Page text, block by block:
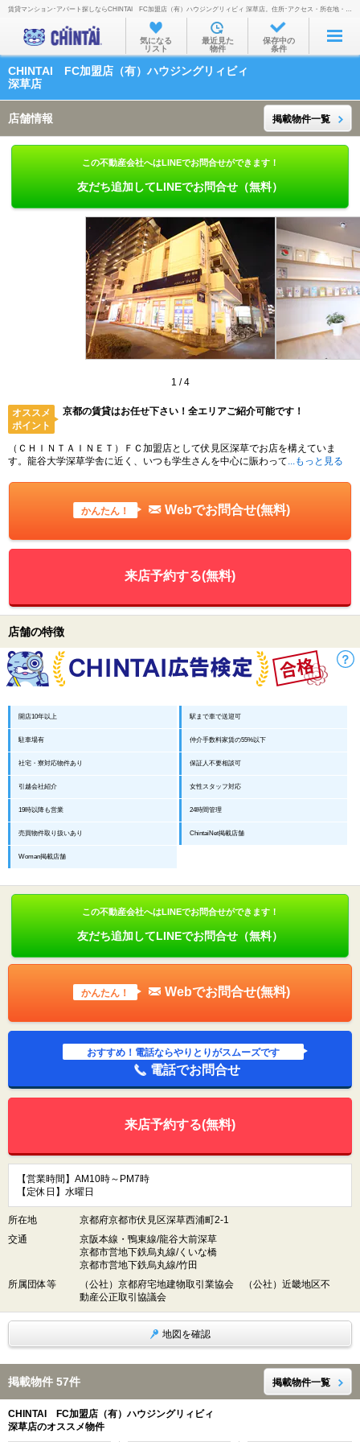
お部屋を探す
沿線・駅から
通勤通学時間から
物件特集から
TOP
賃貸マンション･アパート探しならCHINTAI FC加盟店（有）ハウジングリィビィ 深草店。住所･アクセス・所在地・地図・営業時間・定休日・電話番号などを掲載。
気になる
リスト
最近見た
物件
保存中の
条件
CHINTAI FC加盟店（有）ハウジングリィビィ
深草店
店舗情報 掲載物件一覧
この不動産会社へはLINEでお問合せができます！
友だち追加してLINEでお問合せ（無料）
1 /4
オススメ
ポイント
京都の賃貸はお任せ下さい！全エリアご紹介可能です！
（ＣＨＩＮＴＡＩＮＥＴ）ＦＣ加盟店として伏見区深草でお店を構えていま
す。龍谷大学深草学舎に近く、いつも学生さんを中心に賑わって ...もっと見る
かんたん！ Webでお問合せ(無料)
来店予約する(無料)
店舗の特徴
開店10年以上 駅まで車で送迎可
駐車場有 仲介手数料家賃の55%以下
社宅・寮対応物件あり 保証人不要相談可
引越会社紹介 女性スタッフ対応
19時以降も営業 24時間管理
売買物件取り扱いあり ChintaiNet掲載店舗
Woman掲載店舗
この不動産会社へはLINEでお問合せができます！
友だち追加してLINEでお問合せ（無料）
かんたん！ Webでお問合せ(無料)
おすすめ！電話ならやりとりがスムーズです
電話でお問合せ
来店予約する(無料)
【営業時間】AM10時～PM7時
【定休日】水曜日
所在地
京都府京都市伏見区深草西浦町2-1
交通
京阪本線・鴨東線/龍谷大前深草
京都市営地下鉄烏丸線/くいな橋
京都市営地下鉄烏丸線/竹田
所属団体等
（公社）京都府宅地建物取引業協会 （公社）近畿地区不
動産公正取引協議会
地図を確認
掲載物件 57件 掲載物件一覧
CHINTAI FC加盟店（有）ハウジングリィビィ
深草店のオススメ物件